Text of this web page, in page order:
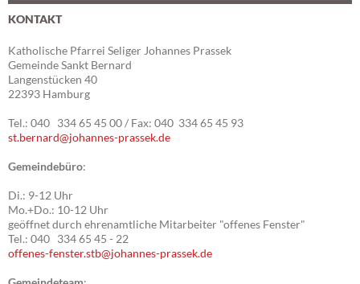
KONTAKT
Katholische Pfarrei Seliger Johannes Prassek
Gemeinde Sankt Bernard
Langenstücken 40
22393 Hamburg
Tel.: 040 334 65 45 00 / Fax: 040 334 65 45 93
st.bernard@johannes-prassek.de
Gemeindebüro:
Di.: 9-12 Uhr
Mo.+Do.: 10-12 Uhr
geöffnet durch ehrenamtliche Mitarbeiter "offenes Fenster"
Tel.: 040 334 65 45 - 22
offenes-fenster.stb@johannes-prassek.de